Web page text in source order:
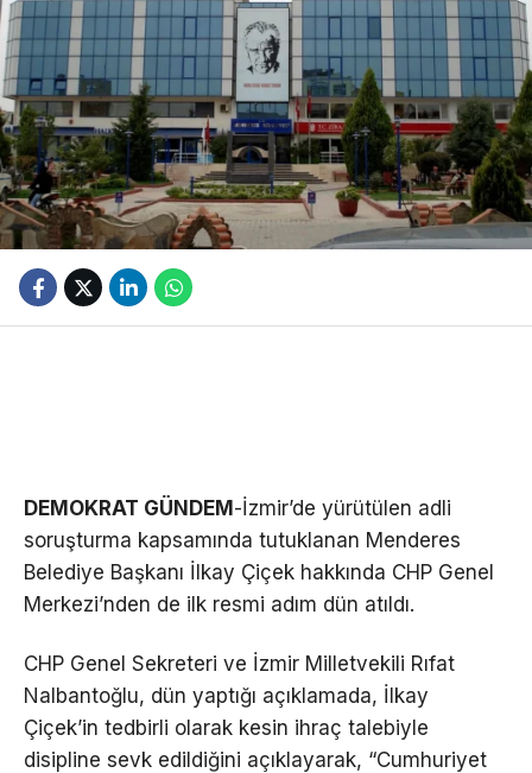
DEMOKRAT GÜNDEM -İzmir’de yürütülen adli
soruşturma kapsamında tutuklanan Menderes
Belediye Başkanı İlkay Çiçek hakkında CHP Genel
Merkezi’nden de ilk resmi adım dün atıldı.
CHP Genel Sekreteri ve İzmir Milletvekili Rıfat
Nalbantoğlu, dün yaptığı açıklamada, İlkay
Çiçek’in tedbirli olarak kesin ihraç talebiyle
disipline sevk edildiğini açıklayarak, “Cumhuriyet